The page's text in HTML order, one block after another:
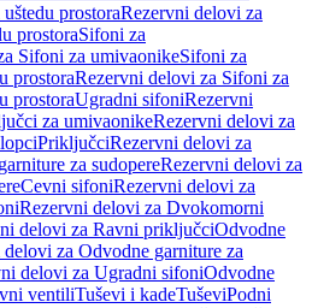
prostoraRezervni delovi za
prostoraSifoni za
Sifoni za umivaonikeSifoni za
prostoraRezervni delovi za Sifoni za
prostoraUgradni sifoniRezervni
za umivaonikeRezervni delovi za
PriključciRezervni delovi za
za sudopereRezervni delovi za
Cevni sifoniRezervni delovi za
Rezervni delovi za Dvokomorni
delovi za Ravni priključciOdvodne
za Odvodne garniture za
delovi za Ugradni sifoniOdvodne
ventiliTuševi i kadeTuševiPodni